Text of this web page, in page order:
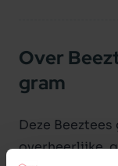
Over
gram
Deze
overheerlijke,